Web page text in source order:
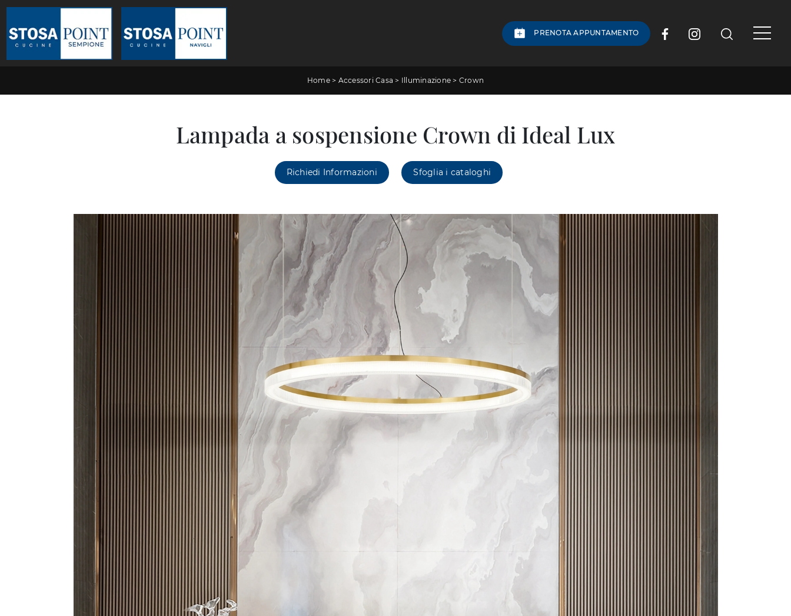
PRENOTA APPUNTAMENTO
Home> Accessori Casa > Illuminazione > Crown
Lampada a sospensione Crown di Ideal Lux
Richiedi Informazioni Sfoglia i cataloghi